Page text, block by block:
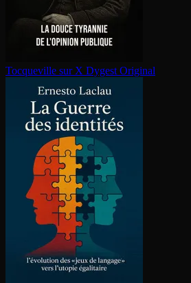
Tocqueville sur X Dygest Original